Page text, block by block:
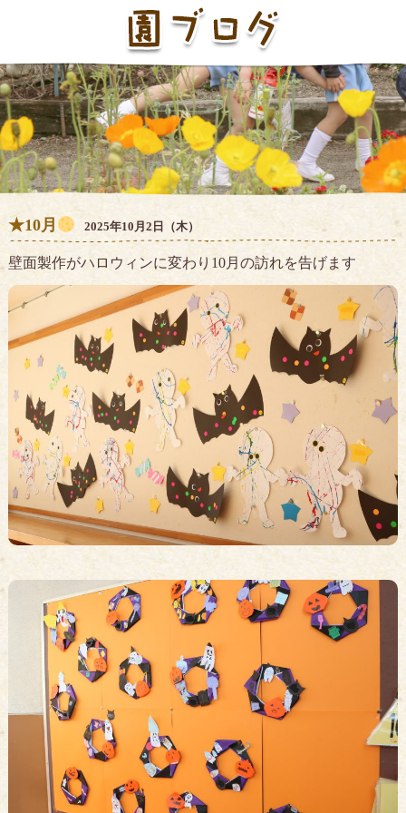
★10月 2025年10月2日（木）
壁面製作がハロウィンに変わり10月の訪れを告げます